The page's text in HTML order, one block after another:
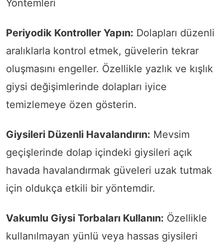
Yöntemleri
Periyodik Kontroller Yapın: Dolapları düzenli
aralıklarla kontrol etmek, güvelerin tekrar
oluşmasını engeller. Özellikle yazlık ve kışlık
giysi değişimlerinde dolapları iyice
temizlemeye özen gösterin.
Giysileri Düzenli Havalandırın: Mevsim
geçişlerinde dolap içindeki giysileri açık
havada havalandırmak güveleri uzak tutmak
için oldukça etkili bir yöntemdir.
Vakumlu Giysi Torbaları Kullanın: Özellikle
kullanılmayan yünlü veya hassas giysileri